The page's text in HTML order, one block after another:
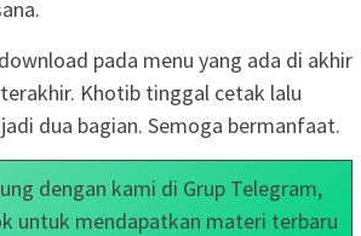
pada menu yang ada di akhir
Khotib tinggal cetak lalu
dua bagian. Semoga bermanfaat.
dengan kami di Grup Telegram,
untuk mendapatkan materi terbaru